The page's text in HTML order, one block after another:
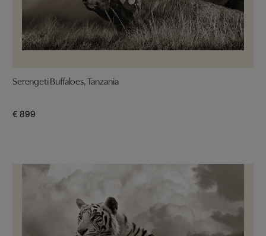
Serengeti Buffaloes, Tanzania
€ 899